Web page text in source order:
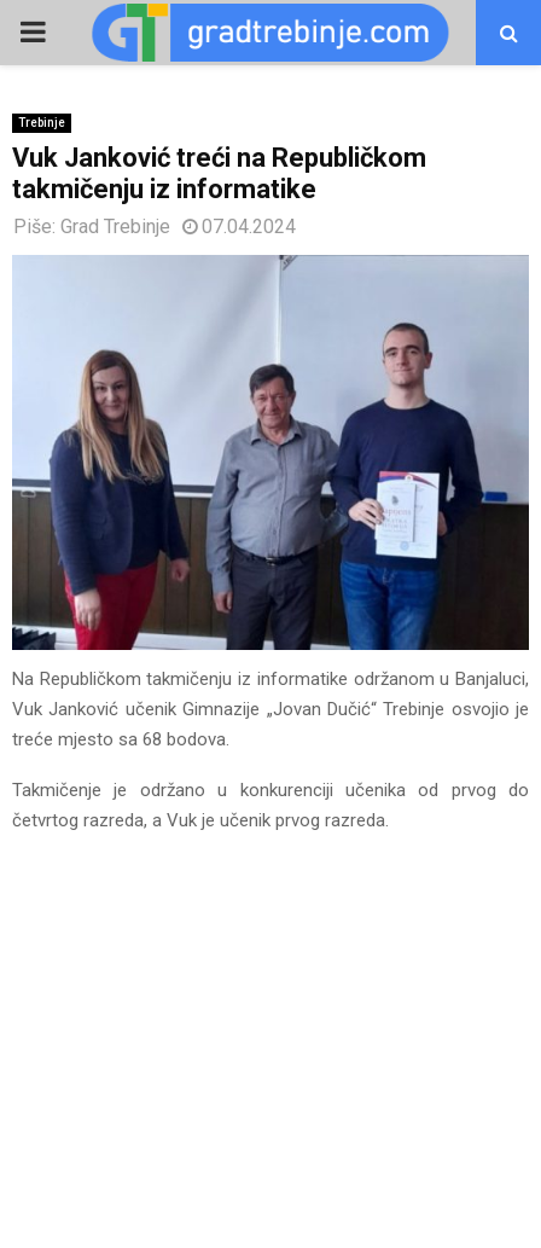
PRIMARY
Trebinje
Vuk Janković treći na Republičkom
takmičenju iz informatike
Piše: Grad Trebinje 07.04.2024
Na Republičkom takmičenju iz informatike održanom u Banjaluci,
Vuk Janković učenik Gimnazije „Jovan Dučić“ Trebinje osvojio je
treće mjesto sa 68 bodova.
Takmičenje je održano u konkurenciji učenika od prvog do
četvrtog razreda, a Vuk je učenik prvog razreda.